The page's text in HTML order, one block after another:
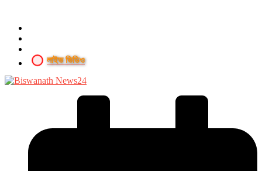
লাইভ ভিডিও